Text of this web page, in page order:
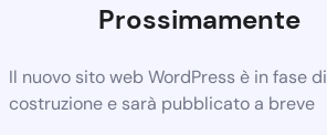
Prossimamente
Il nuovo sito web WordPress è in fase di
costruzione e sarà pubblicato a breve